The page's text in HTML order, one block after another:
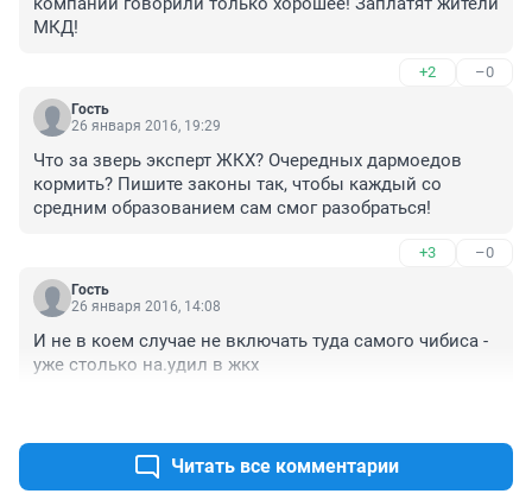
МКД!
+2 –0
Гость
26 января 2016, 19:29
Что за зверь эксперт ЖКХ? Очередных дармоедов
кормить? Пишите законы так, чтобы каждый со
средним образованием сам смог разобраться!
+3 –0
Гость
26 января 2016, 14:08
И не в коем случае не включать туда самого чибиса -
уже столько на.удил в жкх
Читать все комментарии